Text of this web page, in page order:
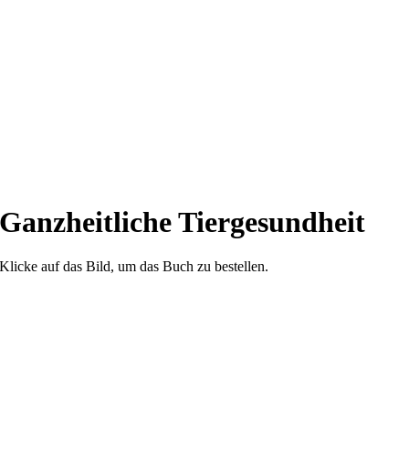
Ganzheitliche Tiergesundheit
Klicke auf das Bild, um das Buch zu bestellen.